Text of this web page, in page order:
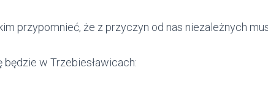
przypomnieć, że z przyczyn od nas niezależnych
będzie w Trzebiesławicach: